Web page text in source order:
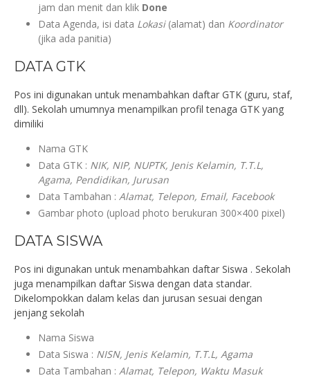
jam dan menit dan klik Done
Data Agenda, isi data Lokasi(alamat) dan Koordinator
(jika ada panitia)
DATA GTK
Pos ini digunakan untuk menambahkan daftar GTK (guru, staf,
dll). Sekolah umumnya menampilkan profil tenaga GTK yang
dimiliki
Nama GTK
Data GTK : NIK, NIP, NUPTK, Jenis Kelamin, T.T.L,
Agama, Pendidikan, Jurusan
Data Tambahan : Alamat, Telepon, Email, Facebook
Gambar photo (upload photo berukuran 300×400 pixel)
DATA SISWA
Pos ini digunakan untuk menambahkan daftar Siswa . Sekolah
juga menampilkan daftar Siswa dengan data standar.
Dikelompokkan dalam kelas dan jurusan sesuai dengan
jenjang sekolah
Nama Siswa
Data Siswa : NISN, Jenis Kelamin, T.T.L, Agama
Data Tambahan : Alamat, Telepon, Waktu Masuk